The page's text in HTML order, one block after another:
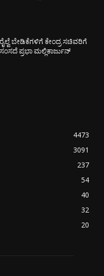
ಬೇಡಿಕೆಗಳಿಗೆ ಕೇಂದ್ರ ಸಚಿವರಿಗೆ
ಪ್ರಭಾ ಮಲ್ಲಿಕಾರ್ಜುನ್
4473
3091
237
54
40
32
20